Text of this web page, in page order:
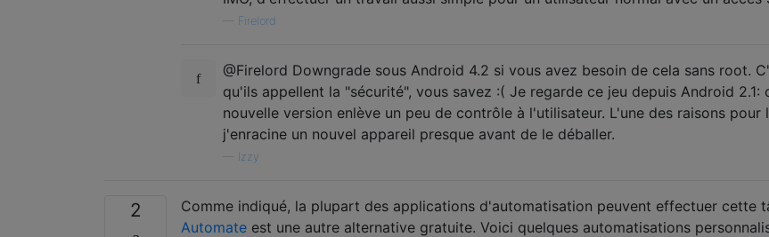
Firelord
@Firelord Downgrade sous Android 4.2 si vous avez besoin de cela sans root.
qu'ils appellent la "sécurité", vous savez :( Je regarde ce jeu depuis Android 2.1:
nouvelle version enlève un peu de contrôle à l'utilisateur. L'une des raisons pour
j'enracine un nouvel appareil presque avant de le déballer.
Izzy
2
Comme indiqué, la plupart des applications d'automatisation peuvent effectuer cette
Automate est une autre alternative gratuite. Voici quelques automatisations